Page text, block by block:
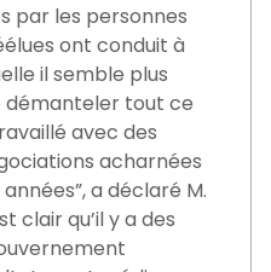
par les personnes
ont conduit à
il semble plus
démanteler tout ce
avec des
acharnées
a déclaré M.
clair qu’il y a des